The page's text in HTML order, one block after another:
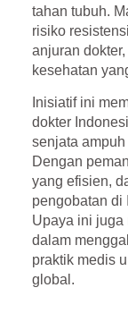
tahan tubuh.
risiko
anjuran
kesehatan
Inisiatif ini
dokter
senjata
Dengan
yang efisien,
pengobatan di
Upaya ini juga
dalam
praktik medis
global.